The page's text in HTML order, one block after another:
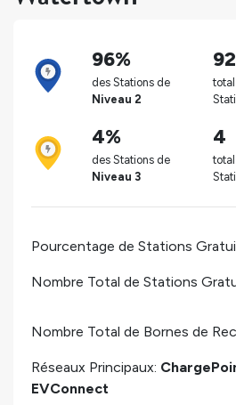
96%
des Stations de
Niveau 2
92
total
4%
des Stations de
Niveau 3
4
total
Pourcentage de Stations
Nombre Total de Stations
Nombre Total de Bornes de
Réseaux Principaux:
EVConnect